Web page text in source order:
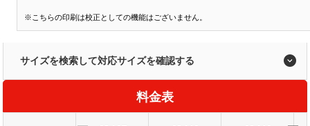
※こちらの印刷は校正としての機能はございません。
サイズを検索して対応サイズを確認する
料金表